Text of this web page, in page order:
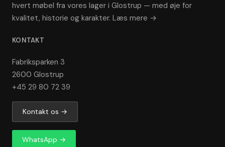
hvert møbel fra vores lager i Glostrup — med øje for
kvalitet, historie og karakter. Læs mere →
KONTAKT
Fabriksparken 3
2600 Glostrup
+45 29 80 72 39
Kontakt os →
WhatsApp →